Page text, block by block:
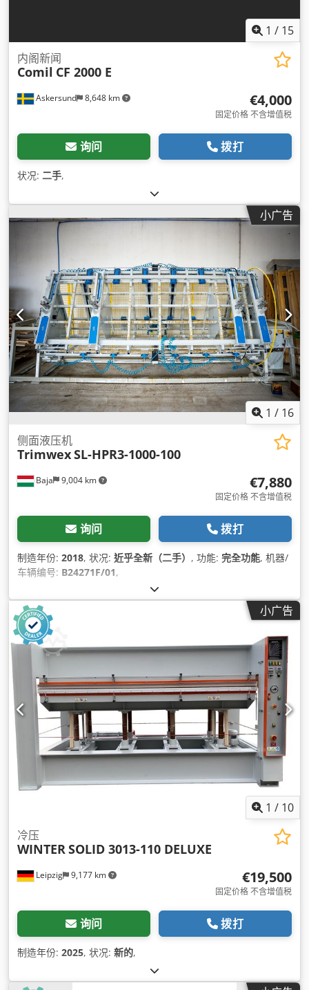
1 / 15
Askersund 8,648 km
内阁新闻
Comil CF 2000 E
€4,000
固定价格 不含增值税
询问 拨打
状况: 二手,
小广告
1 / 16
Baja 9,004 km
侧面液压机
TrimwexSL-HPR3-1000-100
€7,880
固定价格 不含增值税
询问 拨打
制造年份: 2018, 状况: 近乎全新（二手） , 功能: 完全功能, 机器/
车辆编号: B24271F/01,
小广告
1 / 10
Leipzig 9,177 km
冷压
WINTERSOLID 3013-110 DELUXE
€19,500
固定价格 不含增值税
询问 拨打
制造年份: 2025, 状况: 新的,